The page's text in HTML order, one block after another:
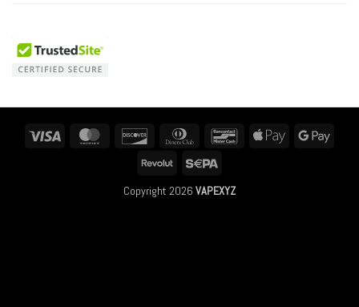
MasterCard Discover
Dinners
BancontactApple
Revolut
Copyright 2026 VAPEXYZ